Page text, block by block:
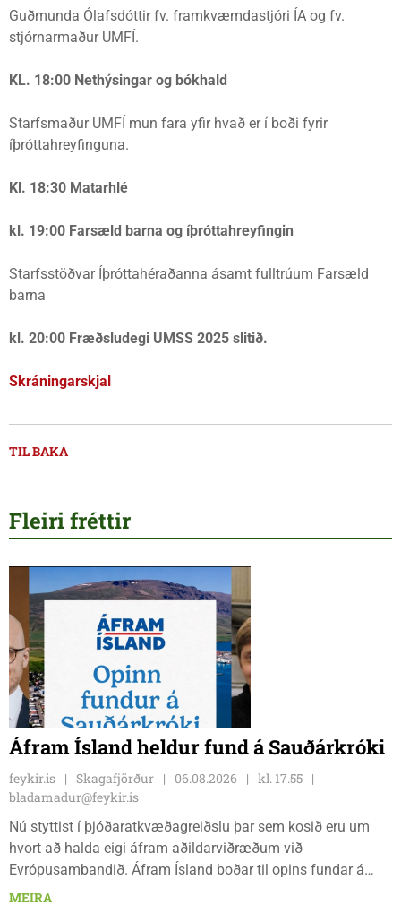
Guðmunda Ólafsdóttir fv. framkvæmdastjóri ÍA og fv.
stjórnarmaður UMFÍ.
KL. 18:00 Nethýsingar og bókhald
Starfsmaður UMFÍ mun fara yfir hvað er í boði fyrir
íþróttahreyfinguna.
Kl. 18:30 Matarhlé
kl. 19:00 Farsæld barna og íþróttahreyfingin
Starfsstöðvar Íþróttahéraðanna ásamt fulltrúum Farsæld
barna
kl. 20:00 Fræðsludegi UMSS 2025 slitið.
Skráningarskjal
TIL BAKA
Fleiri fréttir
Áfram Ísland heldur fund á Sauðárkróki
feykir.is Skagafjörður 06.08.2026
kl. 17.55
bladamadur@feykir.is
Nú styttist í þjóðaratkvæðagreiðslu þar sem kosið eru um
hvort að halda eigi áfram aðildarviðræðum við
Evrópusambandið. Áfram Ísland boðar til opins fundar á
Frímúrarasalnum Borgarmýri 1 á Sauðarkróki, laugardaginn
MEIRA